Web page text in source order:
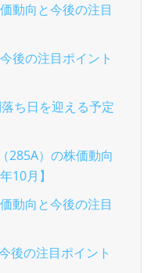
動向と今後の注目
後の注目ポイント
ち日を迎える予定
285A）の株価動向
10月】
動向と今後の注目
後の注目ポイント